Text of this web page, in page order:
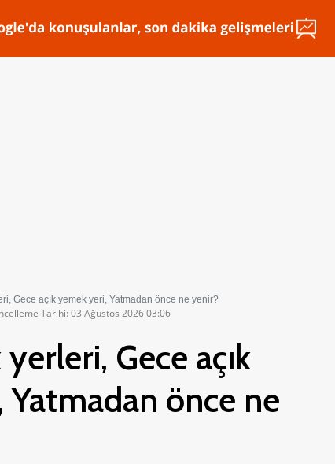
Gece açık yemek yeri, Yatmadan önce ne yenir?
Tarihi: 03 Ağustos 2026 03:06
Gece açık
önce ne